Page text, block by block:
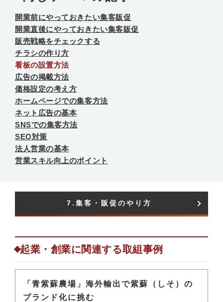
開業前にやっておきたい集客販促
開業直後にやっておきたい集客販促
販売戦略をチェックする
チラシの作り方
看板の設置方法
広告の掲載方法
価格設定の考え方
ホームページでの集客方法
ネット広告の基本
SNSでの集客方法
SEO対策
法人営業の基本
営業スキル向上のポイント
7.集客・販促のやり方​
起業・創業に関連する取組事例
「青紫蘇農場」海外輸出で紫蘇（しそ）の
ブランド化に挑む